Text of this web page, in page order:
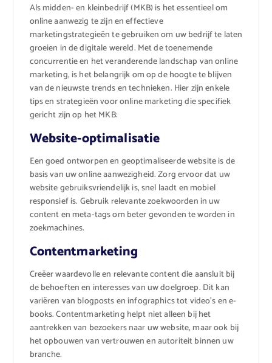
Als midden- en kleinbedrijf (MKB) is het essentieel om
online aanwezig te zijn en effectieve
marketingstrategieën te gebruiken om uw bedrijf te laten
groeien in de digitale wereld. Met de toenemende
concurrentie en het veranderende landschap van online
marketing, is het belangrijk om op de hoogte te blijven
van de nieuwste trends en technieken. Hier zijn enkele
tips en strategieën voor online marketing die specifiek
gericht zijn op het MKB:
Website-optimalisatie
Een goed ontworpen en geoptimaliseerde website is de
basis van uw online aanwezigheid. Zorg ervoor dat uw
website gebruiksvriendelijk is, snel laadt en mobiel
responsief is. Gebruik relevante zoekwoorden in uw
content en meta-tags om beter gevonden te worden in
zoekmachines.
Contentmarketing
Creëer waardevolle en relevante content die aansluit bij
de behoeften en interesses van uw doelgroep. Dit kan
variëren van blogposts en infographics tot video’s en e-
books. Contentmarketing helpt niet alleen bij het
aantrekken van bezoekers naar uw website, maar ook bij
het opbouwen van vertrouwen en autoriteit binnen uw
branche.